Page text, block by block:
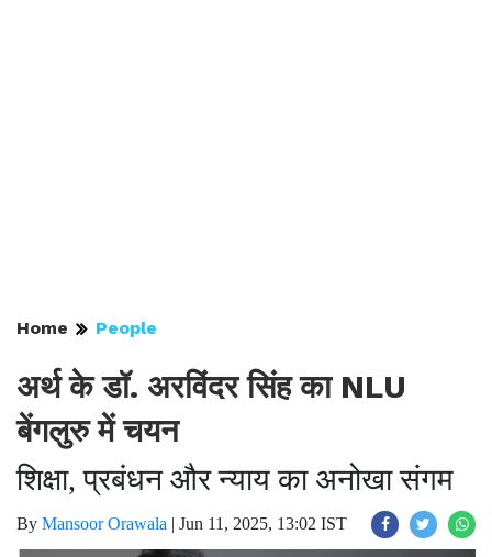
Home People
अर्थ के डॉ. अरविंदर सिंह का NLU
बेंगलुरु में चयन
शिक्षा, प्रबंधन और न्याय का अनोखा संगम
By Mansoor Orawala | Jun 11, 2025, 13:02 IST